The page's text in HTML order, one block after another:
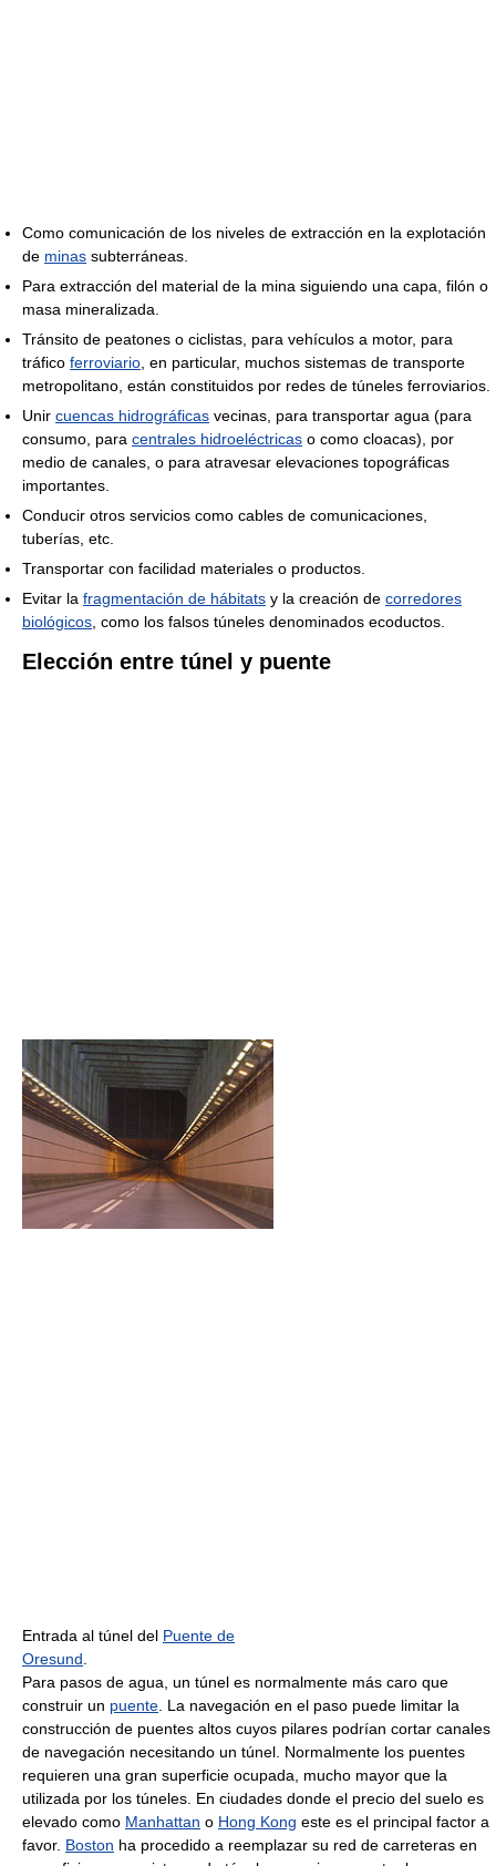
Como comunicación de los niveles de extracción en la explotación
de minas subterráneas.
Para extracción del material de la mina siguiendo una capa, filón o
masa mineralizada.
Tránsito de peatones o ciclistas, para vehículos a motor, para
tráfico ferroviario, en particular, muchos sistemas de transporte
metropolitano, están constituidos por redes de túneles ferroviarios.
Unir cuencas hidrográficas vecinas, para transportar agua (para
consumo, para centrales hidroeléctricas o como cloacas), por
medio de canales, o para atravesar elevaciones topográficas
importantes.
Conducir otros servicios como cables de comunicaciones,
tuberías, etc.
Transportar con facilidad materiales o productos.
Evitar la fragmentación de hábitats y la creación de corredores
biológicos, como los falsos túneles denominados ecoductos.
Elección entre túnel y puente
Entrada al túnel del Puente de
Oresund.
Para pasos de agua, un túnel es normalmente más caro que
construir un puente. La navegación en el paso puede limitar la
construcción de puentes altos cuyos pilares podrían cortar canales
de navegación necesitando un túnel. Normalmente los puentes
requieren una gran superficie ocupada, mucho mayor que la
utilizada por los túneles. En ciudades donde el precio del suelo es
elevado como Manhattan o Hong Kong este es el principal factor a
favor. Boston ha procedido a reemplazar su red de carreteras en